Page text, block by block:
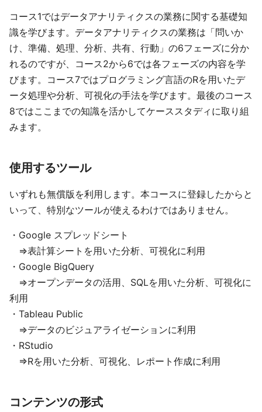
コース1ではデータアナリティクスの業務に関する基礎知
識を学びます。データアナリティクスの業務は「問いか
け、準備、処理、分析、共有、行動」の6フェーズに分か
れるのですが、コース2から6では各フェーズの内容を学
びます。コース7ではプログラミング言語のRを用いたデ
ータ処理や分析、可視化の手法を学びます。最後のコース
8ではここまでの知識を活かしてケーススタディに取り組
みます。
使用するツール
いずれも無償版を利用します。本コースに登録したからと
いって、特別なツールが使えるわけではありません。
・Google スプレッドシート
⇒表計算シートを用いた分析、可視化に利用
・Google BigQuery
⇒オープンデータの活用、SQLを用いた分析、可視化に
利用
・Tableau Public
⇒データのビジュアライゼーションに利用
・RStudio
⇒Rを用いた分析、可視化、レポート作成に利用
コンテンツの形式